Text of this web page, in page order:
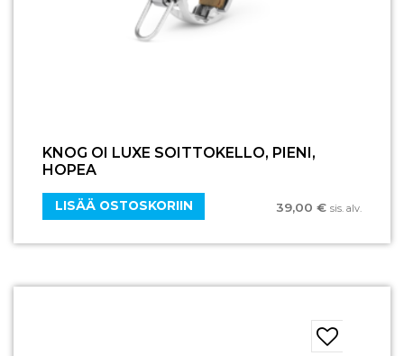
KNOG OI LUXE SOITTOKELLO, PIENI,
HOPEA
39,00 € sis. alv.
LISÄÄ OSTOSKORIIN